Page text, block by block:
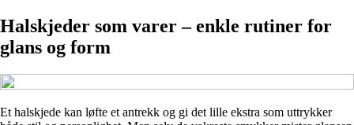
Halskjeder som varer – enkle rutiner for
glans og form
Et halskjede kan løfte et antrekk og gi det lille ekstra som uttrykker